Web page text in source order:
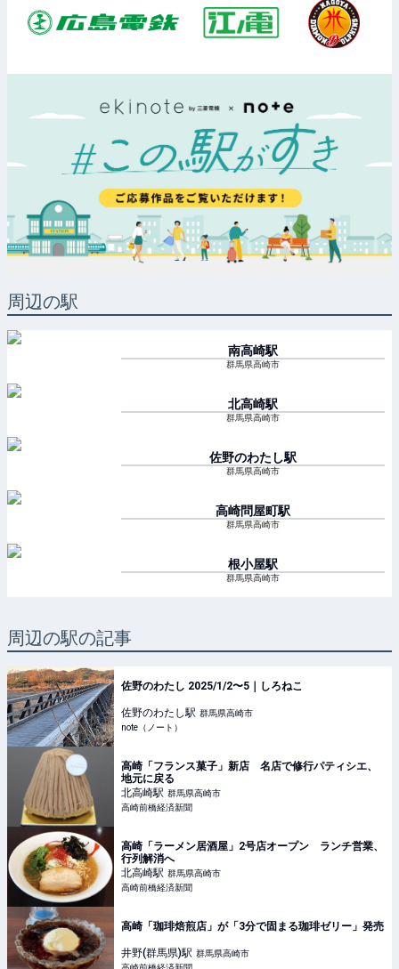
周辺の駅
南高崎駅
群馬県高崎市
北高崎駅
群馬県高崎市
佐野のわたし駅
群馬県高崎市
高崎問屋町駅
群馬県高崎市
根小屋駅
群馬県高崎市
周辺の駅の記事
佐野のわたし 2025/1/2〜5｜しろねこ
佐野のわたし駅 群馬県高崎市
note（ノート）
高崎「フランス菓子」新店 名店で修行パティシエ、
地元に戻る
北高崎駅 群馬県高崎市
高崎前橋経済新聞
高崎「ラーメン居酒屋」2号店オープン ランチ営業、
行列解消へ
北高崎駅 群馬県高崎市
高崎前橋経済新聞
高崎「珈琲焙煎店」が「3分で固まる珈琲ゼリー」発売
井野(群馬県)駅 群馬県高崎市